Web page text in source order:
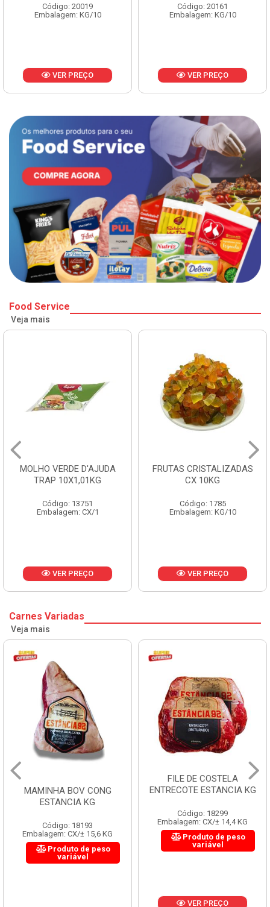
Código: 20019
Embalagem: KG/10
VER PREÇO
Código: 20161
Embalagem: KG/10
VER PREÇO
Food Service
Veja mais
MOLHO VERDE D'AJUDA
TRAP 10X1,01KG
Código: 13751
Embalagem: CX/1
VER PREÇO
FRUTAS CRISTALIZADAS
CX 10KG
Código: 1785
Embalagem: KG/10
VER PREÇO
Carnes Variadas
Veja mais
MAMINHA BOV CONG
ESTANCIA KG
Código: 18193
Embalagem: CX/± 15,6 KG
Produto de peso
variável
FILE DE COSTELA
ENTRECOTE ESTANCIA KG
Código: 18299
Embalagem: CX/± 14,4 KG
Produto de peso
variável
VER PREÇO